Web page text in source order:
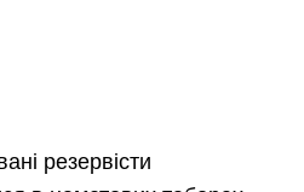
резервісти